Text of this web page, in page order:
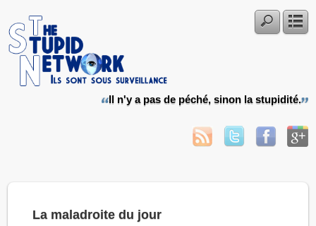
Il n'y a pas de péché, sinon la stupidité.
La maladroite du jour